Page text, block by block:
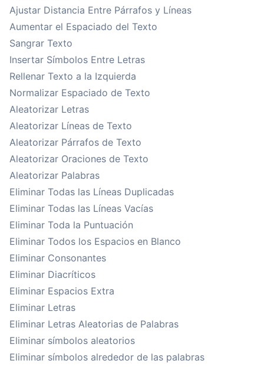
Ajustar Distancia Entre Párrafos y Líneas
Aumentar el Espaciado del Texto
Sangrar Texto
Insertar Símbolos Entre Letras
Rellenar Texto a la Izquierda
Normalizar Espaciado de Texto
Aleatorizar Letras
Aleatorizar Líneas de Texto
Aleatorizar Párrafos de Texto
Aleatorizar Oraciones de Texto
Aleatorizar Palabras
Eliminar Todas las Líneas Duplicadas
Eliminar Todas las Líneas Vacías
Eliminar Toda la Puntuación
Eliminar Todos los Espacios en Blanco
Eliminar Consonantes
Eliminar Diacríticos
Eliminar Espacios Extra
Eliminar Letras
Eliminar Letras Aleatorias de Palabras
Eliminar símbolos aleatorios
Eliminar símbolos alrededor de las palabras